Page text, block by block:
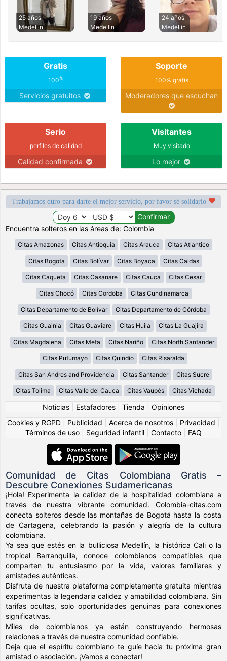
25 años
Medellin
19 años
Medellin
24 años
Medellin
Gratis
100%
Servicios gratuitos
Soporte
100% gratis
Moderadores que escuchan
Serio
perfiles de calidad
Calidad confirmada
Visitantes
Muy visitado
Lo mejor
Trabajamos duro para darte el mejor servicio, por favor sé solidario
Encuentra solteros en las áreas de: Colombia
Citas Amazonas Citas Antioquia Citas Arauca Citas Atlantico
Citas Bogota Citas Bolívar Citas Boyaca Citas Caldas
Citas Caqueta Citas Casanare Citas Cauca Citas Cesar
Citas Chocó Citas Cordoba Citas Cundinamarca
Citas Departamento de Bolívar Citas Departamento de Córdoba
Citas Guainia Citas Guaviare Citas Huila Citas La Guajira
Citas Magdalena Citas Meta Citas Nariño Citas North Santander
Citas Putumayo Citas Quindio Citas Risaralda
Citas San Andres and Providencia Citas Santander Citas Sucre
Citas Tolima Citas Valle del Cauca Citas Vaupés Citas Vichada
Noticias Estafadores Tienda
Opiniones
Cookies y RGPD
Publicidad Acerca de nosotros Privacidad
Términos de uso
Seguridad infantil Contacto FAQ
Comunidad de Citas Colombiana Gratis –
Descubre Conexiones Sudamericanas
¡Hola! Experimenta la calidez de la hospitalidad colombiana a
través de nuestra vibrante comunidad. Colombia-citas.com
conecta solteros desde las montañas de Bogotá hasta la costa
de Cartagena, celebrando la pasión y alegría de la cultura
colombiana.
Ya sea que estés en la bulliciosa Medellín, la histórica Cali o la
tropical Barranquilla, conoce colombianos compatibles que
comparten tu entusiasmo por la vida, valores familiares y
amistades auténticas.
Disfruta de nuestra plataforma completamente gratuita mientras
experimentas la legendaria calidez y amabilidad colombiana. Sin
tarifas ocultas, solo oportunidades genuinas para conexiones
significativas.
Miles de colombianos ya están construyendo hermosas
relaciones a través de nuestra comunidad confiable.
Deja que el espíritu colombiano te guíe hacia tu próxima gran
amistad o asociación. ¡Vamos a conectar!